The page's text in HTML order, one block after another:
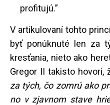
profitujú.”
V artikulovaní tohto
byť ponúknuté len za
kresťania, nieto ako
Gregor II takisto hovorí,
za tých, čo zomrú ako
no v zjavnom stave